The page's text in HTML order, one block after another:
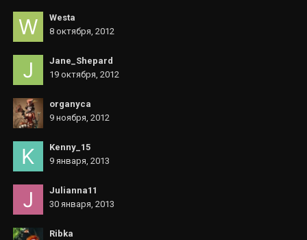
Westa
8 октября, 2012
Jane_Shepard
19 октября, 2012
organyca
9 ноября, 2012
Kenny_15
9 января, 2013
Julianna11
30 января, 2013
Ribka